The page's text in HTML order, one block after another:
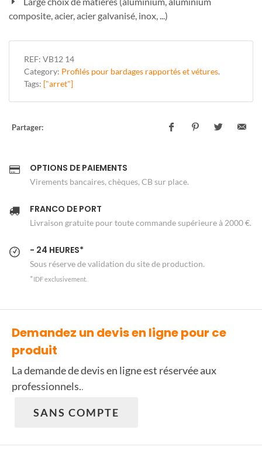
composite, acier, acier galvanisé, inox, ...)
REF: VB12 14
Category: Profilés pour bardages rapportés et vétures.
Tags: ["arret"]
Partager:
OPTIONS DE PAIEMENTS
Virements bancaires, chèques, CB sur place.
FRANCO DE PORT
Livraison gratuite pour toute commande supérieure à 2000 €.
- 24 HEURES*
Sous réserve de validation du site de production.
*IDF exclusivement.
Demandez un devis en ligne pour ce
produit
La demande de devis en ligne est réservée aux
professionnels..
SANS COMPTE